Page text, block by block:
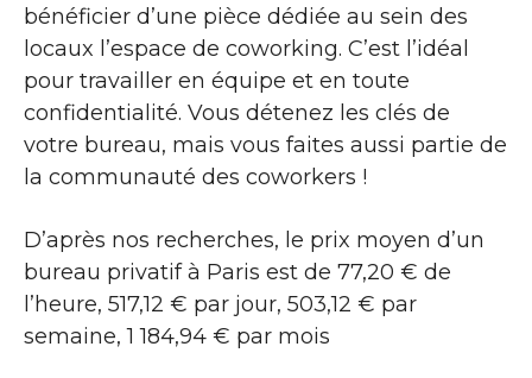
bénéficier d’une pièce dédiée au sein des
locaux l’espace de coworking. C’est l’idéal
pour travailler en équipe et en toute
confidentialité. Vous détenez les clés de
votre bureau, mais vous faites aussi partie de
la communauté des coworkers !
D’après nos recherches, le prix moyen d’un
bureau privatif à Paris est de 77,20 € de
l’heure, 517,12 € par jour, 503,12 € par
semaine, 1 184,94 € par mois